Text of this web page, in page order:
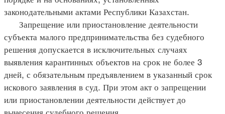
законодательными актами Республики Казахстан.
Запрещение или приостановление деятельности
субъекта малого предпринимательства без судебного
решения допускается в исключительных случаях
выявления карантинных объектов на срок не более 3
дней, с обязательным предъявлением в указанный срок
искового заявления в суд. При этом акт о запрещении
или приостановлении деятельности действует до